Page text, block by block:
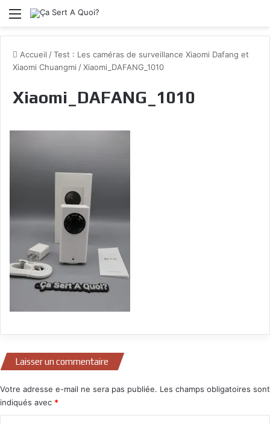
Menu
Accueil /Test : Les caméras de surveillance Xiaomi Dafang et
Xiaomi Chuangmi /Xiaomi_DAFANG_1010
Xiaomi_DAFANG_1010
Laisser un commentaire
Votre adresse e-mail ne sera pas publiée. Les champs obligatoires sont
indiqués avec *